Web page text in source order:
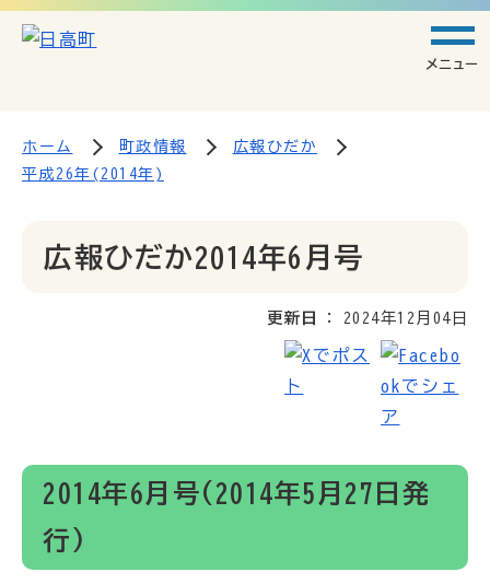
メニュー
ホーム 町政情報
広報ひだか
平成26年(2014年)
広報ひだか2014年6月号
更新日 2024年12月04日
2014年6月号(2014年5月27日発
行)